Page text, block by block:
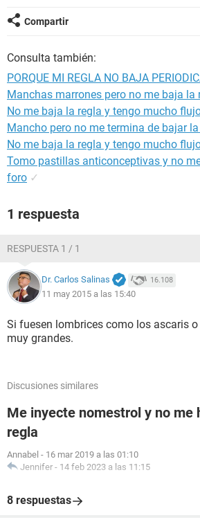
Compartir
Consulta también:
PORQUE MI REGLA NO BAJA
Manchas marrones pero no me baja la
No me baja la regla y tengo mucho
Mancho pero no me termina de bajar
No me baja la regla y tengo mucho
Tomo pastillas anticonceptivas y no
foro ✓
1 respuesta
RESPUESTA 1 / 1
Dr. Carlos Salinas 16.108
11 may 2015 a las 15:40
Si fuesen lombrices como los ascaris
muy grandes.
Discusiones similares
Me inyecte nomestrol y no me
regla
Annabel - 16 mar 2019 a las 01:10
Jennifer - 14 feb 2023 a las 11:15
8 respuestas